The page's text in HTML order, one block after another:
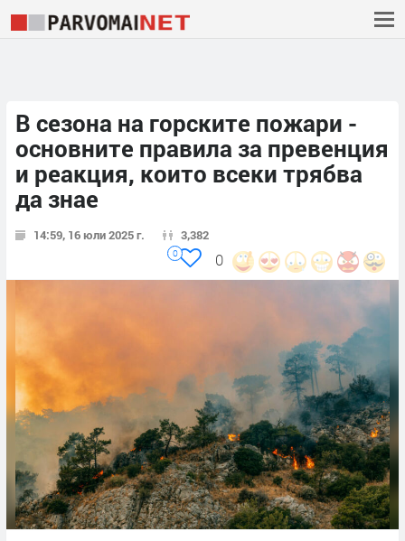
В сезона на горските пожари -
основните правила за превенция
и реакция, които всеки трябва
да знае
14:59, 16 юли 2025 г. 3,382
0
0